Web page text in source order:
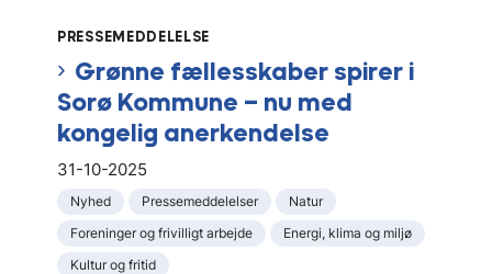
PRESSEMEDDELELSE
Grønne fællesskaber spirer i
Sorø Kommune – nu med
kongelig anerkendelse
31-10-2025
Nyhed Pressemeddelelser
Natur
Foreninger og frivilligt arbejde
Energi, klima og miljø
Kultur og fritid